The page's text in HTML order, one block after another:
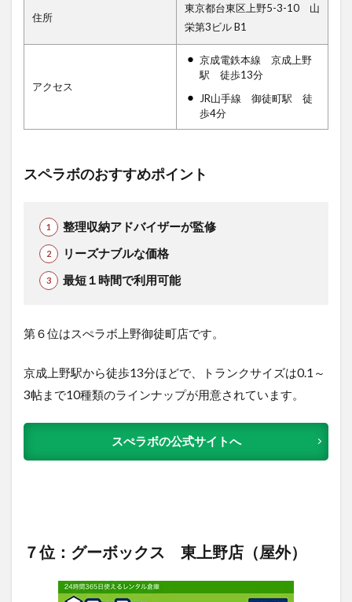
住所
東京都台東区上野5-3-10 山
栄第3ビル B1
アクセス
京成電鉄本線 京成上野
駅 徒歩13分
JR山手線 御徒町駅 徒
歩4分
スペラボのおすすめポイント
整理収納アドバイザーが監修
リーズナブルな価格
最短１時間で利用可能
第６位はスぺラボ上野御徒町店です。
京成上野駅から徒歩13分ほどで、トランクサイズは0.1～
3帖まで10種類のラインナップが用意されています。
スぺラボの公式サイトへ
７位：グーボックス 東上野店（屋外）